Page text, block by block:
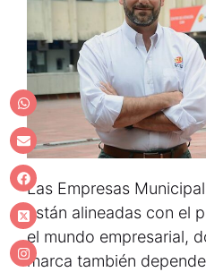
Las Empresas
están alineadas con el
el mundo empresarial,
marca también